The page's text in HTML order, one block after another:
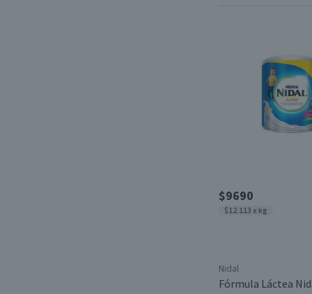
$9690
$12.113 x kg
Nidal
Fórmula Láctea